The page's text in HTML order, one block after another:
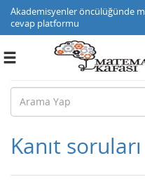
Akademisyenler öncülüğünde
cevap platformu
Toggle
Kanıt